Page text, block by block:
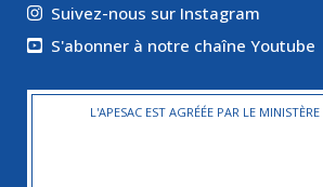
Suivez-nous sur Instagram
S'abonner à notre chaîne Youtube
L'APESAC EST AGRÉÉE PAR LE